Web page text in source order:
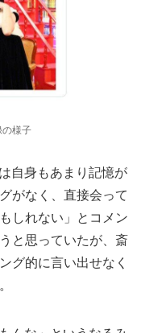
の様子
自身もあまり記憶が
がなく、直接会って
しれない」とコメン
と思っていたが、斎
グ的に言い出せなく